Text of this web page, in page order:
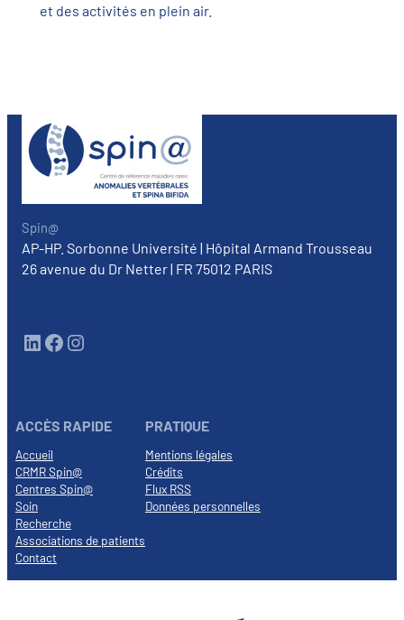
et des activités en plein air.
Spin@
AP-HP. Sorbonne Université | Hôpital Armand Trousseau
26 avenue du Dr Netter | FR 75012 PARIS
LinkedIn Facebook Instagram
ACCÈS RAPIDE
Accueil
CRMR Spin@
Centres Spin@
Soin
Recherche
Associations de patients
Contact
PRATIQUE
Mentions légales
Crédits
Flux RSS
Données personnelles